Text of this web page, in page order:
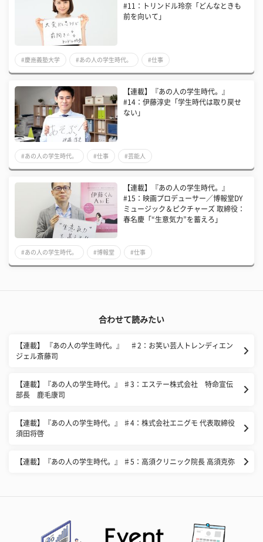
#11：トリンドル玲奈「どんなときも
前を向いて」
#慶應義塾大学 #あの人の学生時代。 #仕事
【連載】『あの人の学生時代。』
#14：伊藤淳史「学生時代は取り戻せ
ない」
#あの人の学生時代。 #仕事 #芸能人
【連載】『あの人の学生時代。』
#15：映画プロデューサー／博報堂DY
ミュージック＆ピクチャーズ 取締役：
春名慶「“生意気力”を蓄えろ」
#あの人の学生時代。 #博報堂 #仕事
合わせて読みたい
【連載】 『あの人の学生時代。』 ♯2：お笑い芸人トレンディエン
ジェル斎藤司
【連載】『あの人の学生時代。』 ♯3：エステー株式会社 特命宣伝
部長 鹿毛康司
【連載】『あの人の学生時代。』 ♯4：株式会社エニグモ 代表取締役
須田将啓
【連載】『あの人の学生時代。』 ♯5：高須クリニック院長 高須克弥